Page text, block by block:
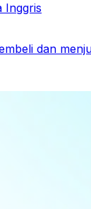
Inggris
dan